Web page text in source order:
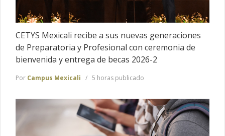
CETYS Mexicali recibe a sus nuevas generaciones
de Preparatoria y Profesional con ceremonia de
bienvenida y entrega de becas 2026-2
Por Campus Mexicali 5 horas publicado